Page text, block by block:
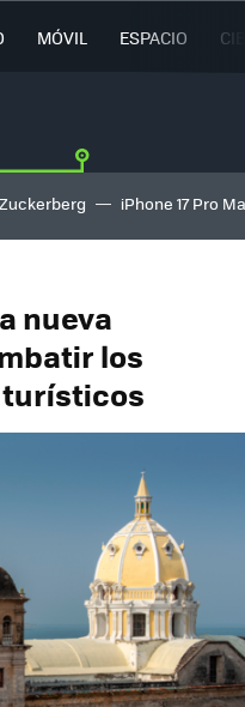
MÓVIL ESPACIO
iPhone 17 Pro
nueva
los
turísticos